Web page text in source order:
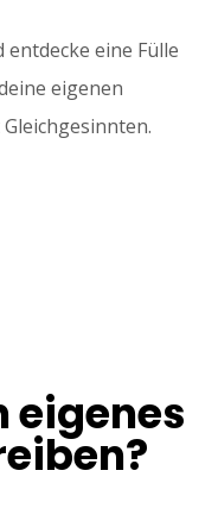
eine Fülle
eigenen
eigenes